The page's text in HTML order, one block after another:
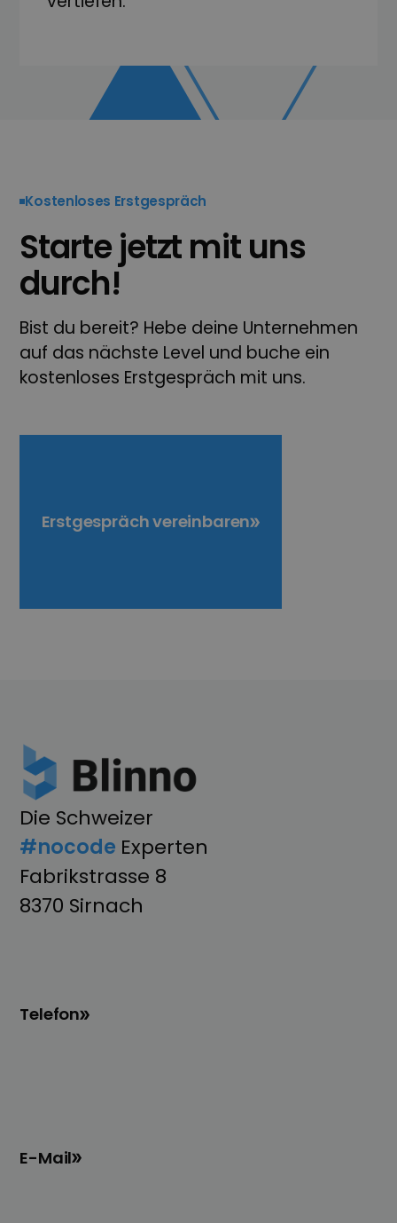
Kostenloses Erstgespräch
Starte jetzt mit uns
durch!
Bist du bereit? Hebe deine Unternehmen
auf das nächste Level und buche ein
kostenloses Erstgespräch mit uns.
Erstgespräch vereinbaren
Die Schweizer
#nocode Experten
Fabrikstrasse 8
8370 Sirnach
Telefon
E-Mail